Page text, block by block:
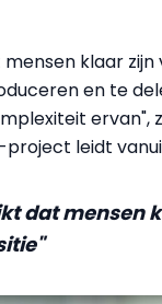
klaar
en te
ervan",
project leidt
dat mensen